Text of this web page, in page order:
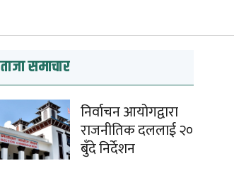
ताजा समाचार
निर्वाचन आयोगद्वारा
राजनीतिक दललाई २०
बुँदे निर्देशन